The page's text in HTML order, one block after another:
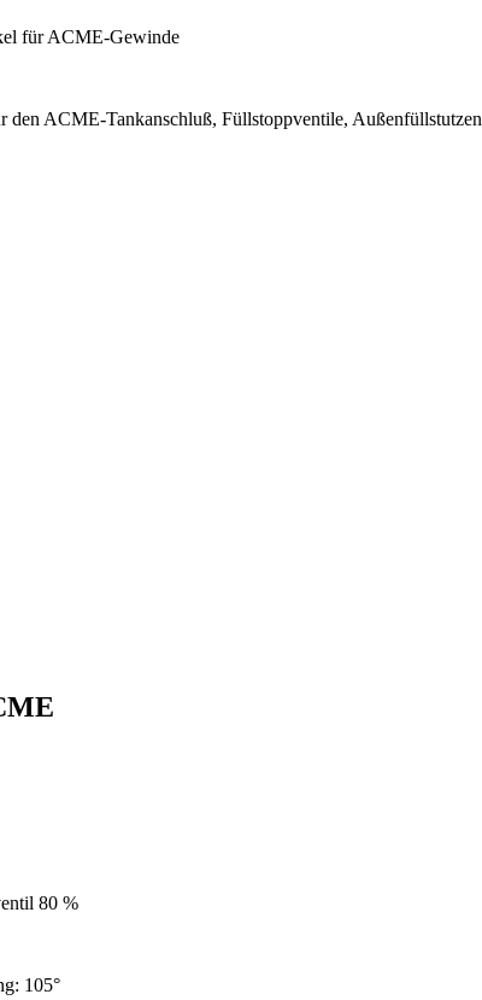
für ACME-Gewinde
den ACME-Tankanschluß, Füllstoppventile, Außenfüllstutzen
80 %
105°